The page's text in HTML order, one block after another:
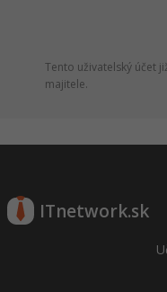
Tento uživatelský účet
majitele.
ITnetwork.sk